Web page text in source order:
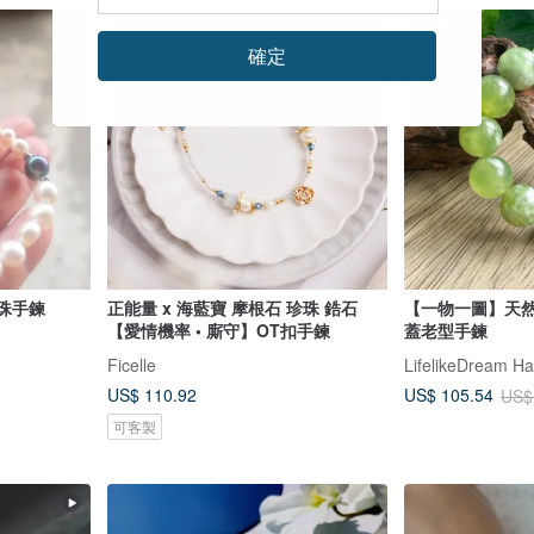
手鍊
正能量 x 海藍寶 摩根石 珍珠 鋯石
【愛情機率 • 廝守】OT扣手鍊
Ficelle
US$ 110.92
可客製
【一物一圖】天
蓋老型手鍊
LifelikeDream
US$ 105.54
確定